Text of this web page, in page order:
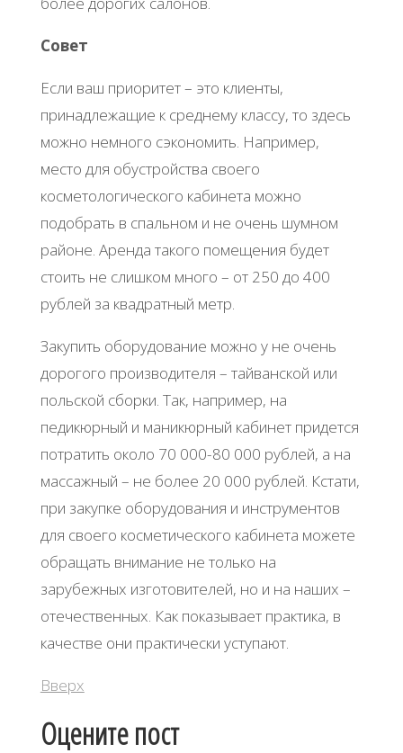
Совет
Если ваш приоритет – это клиенты,
принадлежащие к среднему классу, то здесь
можно немного сэкономить. Например,
место для обустройства своего
косметологического кабинета можно
подобрать в спальном и не очень шумном
районе. Аренда такого помещения будет
стоить не слишком много – от 250 до 400
рублей за квадратный метр.
Закупить оборудование можно у не очень
дорогого производителя – тайванской или
польской сборки. Так, например, на
педикюрный и маникюрный кабинет придется
потратить около 70 000-80 000 рублей, а на
массажный – не более 20 000 рублей. Кстати,
при закупке оборудования и инструментов
для своего косметического кабинета можете
обращать внимание не только на
зарубежных изготовителей, но и на наших –
отечественных. Как показывает практика, в
качестве они практически уступают.
Вверх
Оцените пост